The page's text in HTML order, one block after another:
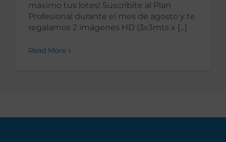
máximo tus lotes! Suscribite al Plan
Profesional durante el mes de agosto y te
regalamos 2 imágenes HD (3x3mts x [...]
Read More